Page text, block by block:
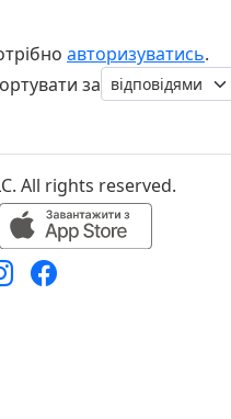
авторизуватись.
за
All rights reserved.